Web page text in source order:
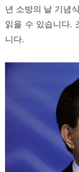
년 소방의 날 기념
읽을 수 있습니다.
니다.